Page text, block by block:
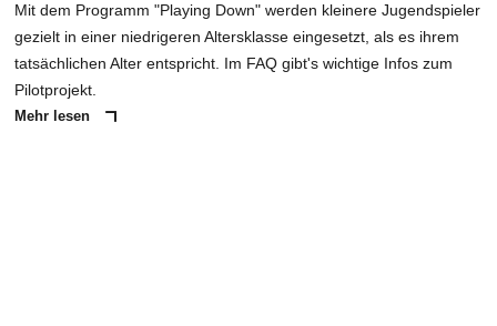
Mit dem Programm "Playing Down" werden kleinere Jugendspieler
gezielt in einer niedrigeren Altersklasse eingesetzt, als es ihrem
tatsächlichen Alter entspricht. Im FAQ gibt's wichtige Infos zum
Pilotprojekt.
Mehr lesen